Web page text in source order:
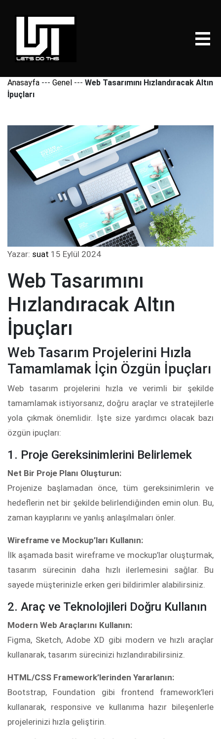
Anasayfa --- Genel --- Web Tasarımını Hızlandıracak Altın
İpuçları
Yazar: suat 15 Eylül 2024
Web Tasarımını
Hızlandıracak Altın
İpuçları
Web Tasarım Projelerini Hızla
Tamamlamak İçin Özgün İpuçları
Web tasarım projelerini hızla ve verimli bir şekilde
tamamlamak istiyorsanız, doğru araçlar ve stratejilerle
yola çıkmak önemlidir. İşte size yardımcı olacak bazı
özgün ipuçları:
1. Proje Gereksinimlerini Belirlemek
Net Bir Proje Planı Oluşturun:
Projenize başlamadan önce, tüm gereksinimlerin ve
hedeflerin net bir şekilde belirlendiğinden emin olun. Bu,
zaman kayıplarını ve yanlış anlaşılmaları önler.
Wireframe ve Mockup’ları Kullanın:
İlk aşamada basit wireframe ve mockup’lar oluşturmak,
tasarım sürecinin daha hızlı ilerlemesini sağlar. Bu
sayede müşterinizle erken geri bildirimler alabilirsiniz.
2. Araç ve Teknolojileri Doğru Kullanın
Modern Web Araçlarını Kullanın:
Figma, Sketch, Adobe XD gibi modern ve hızlı araçlar
kullanarak, tasarım sürecinizi hızlandırabilirsiniz.
HTML/CSS Framework’lerinden Yararlanın:
Bootstrap, Foundation gibi frontend framework’leri
kullanarak, responsive ve kullanıma hazır bileşenlerle
projelerinizi hızla geliştirin.